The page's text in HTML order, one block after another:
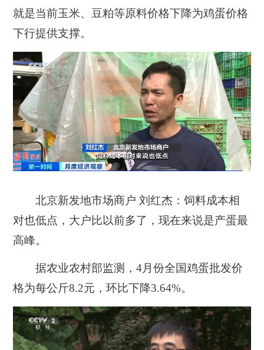
就是当前玉米、豆粕等原料价格下降为鸡蛋价格
下行提供支撑。
北京新发地市场商户 刘红杰：饲料成本相
对也低点，大户比以前多了，现在来说是产蛋最
高峰。
据农业农村部监测，4月份全国鸡蛋批发价
格为每公斤8.2元，环比下降3.64%。